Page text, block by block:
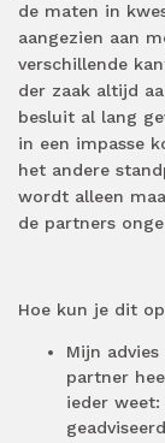
de maten in
aangezien aan
verschillende
der zaak altijd
besluit al lang
in een impasse
het andere
wordt alleen
de partners
Hoe kun je dit
Mijn
partner
ieder weet: